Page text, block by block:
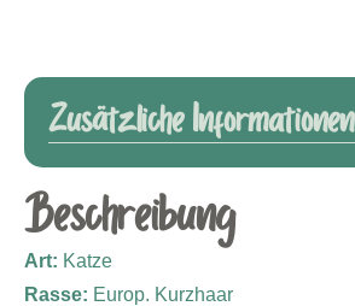
Zusätzliche Informationen
Beschreibung
Art: Katze
Rasse: Europ. Kurzhaar